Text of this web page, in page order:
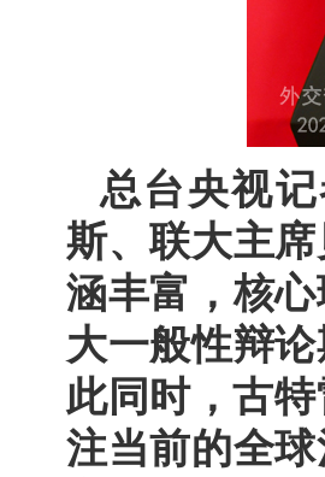
总台央视
斯、联大主
涵丰富，核
大一般性辩
此同时，古
注当前的全